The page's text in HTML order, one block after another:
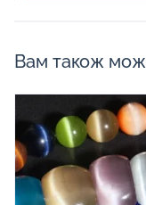
Вам також